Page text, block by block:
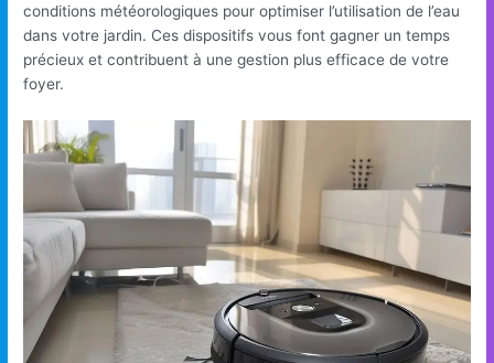
conditions météorologiques pour optimiser l’utilisation de l’eau
dans votre jardin. Ces dispositifs vous font gagner un temps
précieux et contribuent à une gestion plus efficace de votre
foyer.